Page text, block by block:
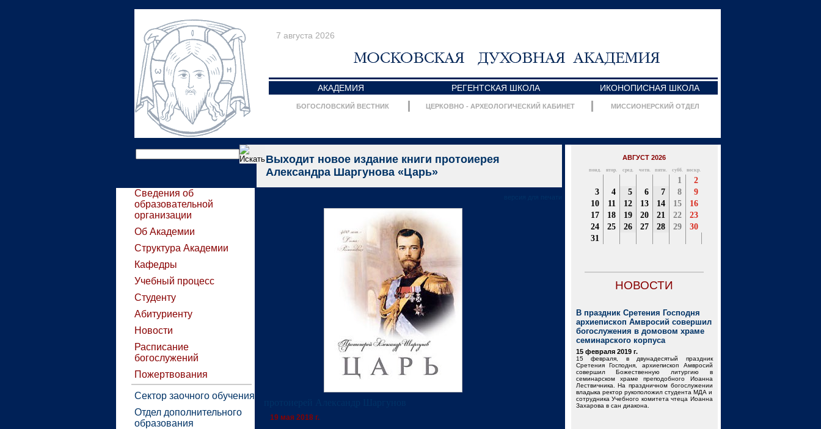
7 августа 2026
АКАДЕМИЯ РЕГЕНТСКАЯ ШКОЛА ИКОНОПИСНАЯ ШКОЛА
БОГОСЛОВСКИЙ ВЕСТНИК ЦЕРКОВНО - АРХЕОЛОГИЧЕСКИЙ КАБИНЕТ МИССИОНЕРСКИЙ ОТДЕЛ
Сведения об
образовательной
организации
Об Академии
Структура Академии
Кафедры
Учебный процесс
Студенту
Абитуриенту
Новости
Расписание
богослужений
Пожертвования
Сектор заочного обучения
Отдел дополнительного
образования
Выходит новое издание книги протоиерея
Александра Шаргунова «Царь»
19 мая 2018 г.
АВГУСТ 2026
понд. втор. сред. четв. пятн. субб. воскр.
1
2
3
4 5 6 7 8
9
10
11 12 13 14 15
16
17
18 19 20 21 22
23
24
25 26 27 28 29
30
31
НОВОСТИ
В праздник Сретения Господня
архиепископ Амвросий совершил
богослужения в домовом храме
семинарского корпуса
15 февраля 2019 г.
15 февраля, в двунадесятый праздник
Сретения Господня, архиепископ Амвросий
совершил Божественную литургию в
семинарском храме преподобного Иоанна
Лествичника. На праздничном богослужении
владыка ректор рукоположил студента МДА и
сотрудника Учебного комитета чтеца Иоанна
Захарова в сан диакона.